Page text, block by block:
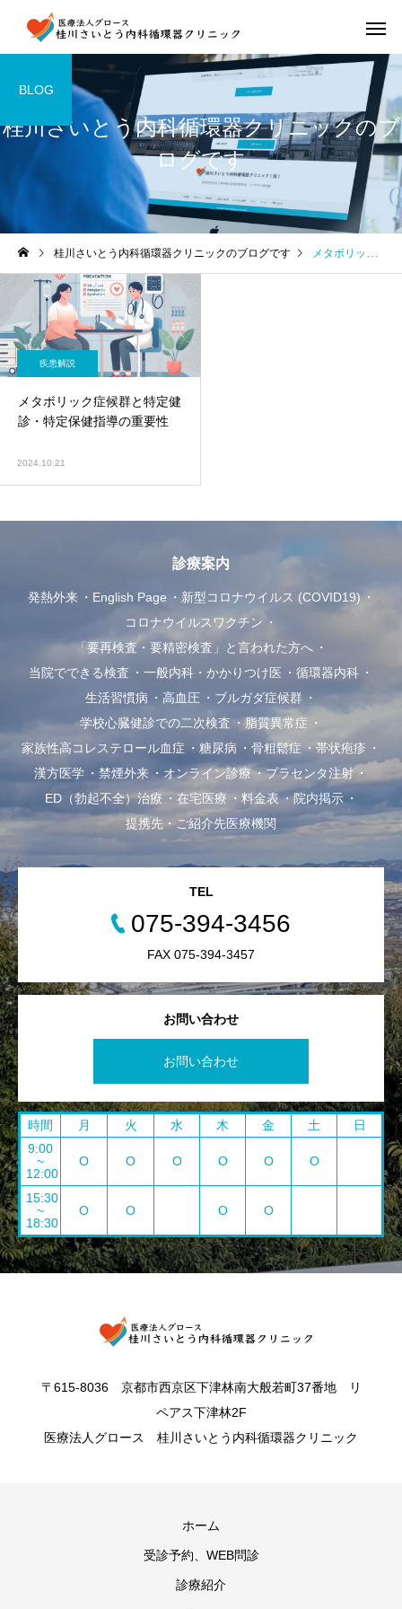
桂川さいとう内科循環器クリニックのブ
ログです
BLOG
桂川さいとう内科循環器クリニックのブログです メタボリック症候群
疾患解説
メタボリック症候群と特定健
診・特定保健指導の重要性
2024.10.21
診療案内
発熱外来 English Page
新型コロナウイルス (COVID19)
コロナウイルスワクチン
「要再検査・要精密検査」と言われた方へ
当院でできる検査
一般内科・かかりつけ医
循環器内科
生活習慣病
高血圧
ブルガダ症候群
学校心臓健診での二次検査
脂質異常症
家族性高コレステロール血症
糖尿病 骨粗鬆症
帯状疱疹
漢方医学
禁煙外来 オンライン診療
プラセンタ注射
ED（勃起不全）治療
在宅医療 料金表
院内掲示
提携先・ご紹介先医療機関
お問い合わせ
お問い合わせ
TEL
075-394-3456
FAX 075-394-3457
時間 月 火 水 木 金 土
日
9:00
~
12:00
O O O O O O
15:30
~
18:30
O O O O
〒615-8036 京都市西京区下津林南大般若町37番地 リ
ペアス下津林2F
医療法人グロース 桂川さいとう内科循環器クリニック
ホーム
受診予約、WEB問診
診療紹介